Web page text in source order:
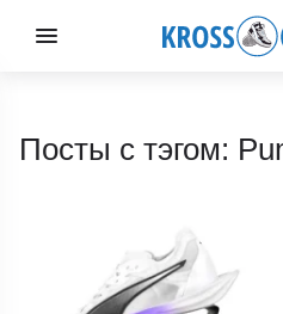
Посты с тэгом: